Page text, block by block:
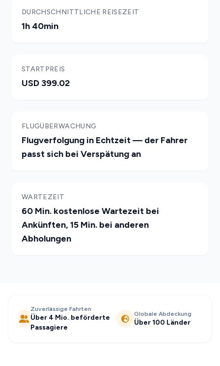
DURCHSCHNITTLICHE REISEZEIT
1h 40min
STARTPREIS
USD 399.02
FLUGÜBERWACHUNG
Flugverfolgung in Echtzeit — der Fahrer
passt sich bei Verspätung an
WARTEZEIT
60 Min. kostenlose Wartezeit bei
Ankünften, 15 Min. bei anderen
Abholungen
Zuverlässige Fahrten
Über 4 Mio. beförderte
Passagiere
Globale Abdeckung
Über 100 Länder